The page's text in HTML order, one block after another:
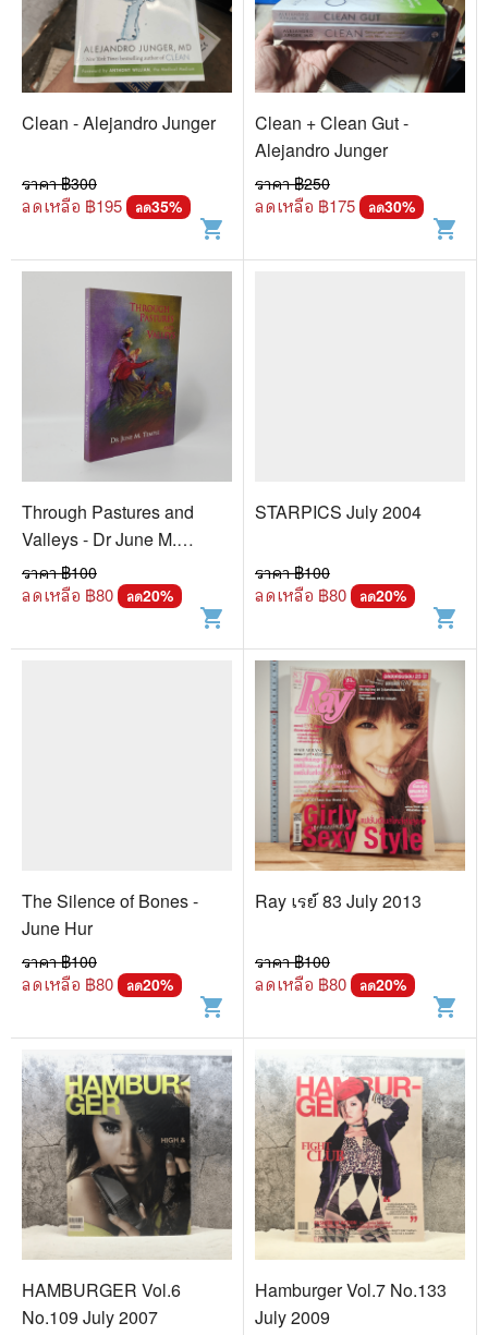
Clean - Alejandro Junger
ราคา ฿300
ลดเหลือ ฿195 ลด35%
shopping_cart
Clean + Clean Gut -
Alejandro Junger
ราคา ฿250
ลดเหลือ ฿175 ลด30%
shopping_cart
Through Pastures and
Valleys - Dr June M.
Temple
ราคา ฿100
ลดเหลือ ฿80 ลด20%
shopping_cart
STARPICS July 2004
ราคา ฿100
ลดเหลือ ฿80 ลด20%
shopping_cart
The Silence of Bones -
June Hur
ราคา ฿100
ลดเหลือ ฿80 ลด20%
shopping_cart
Ray เรย์ 83 July 2013
ราคา ฿100
ลดเหลือ ฿80 ลด20%
shopping_cart
HAMBURGER Vol.6
No.109 July 2007
Hamburger Vol.7 No.133
July 2009